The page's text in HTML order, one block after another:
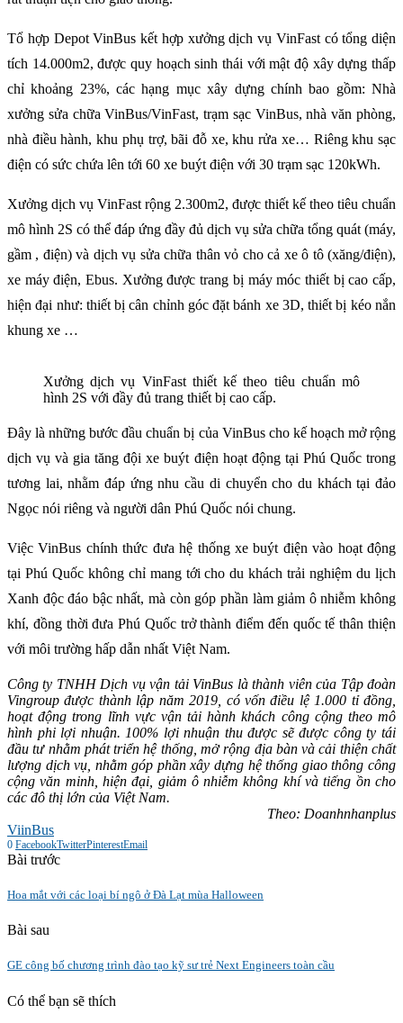
Tổ hợp Depot VinBus kết hợp xưởng dịch vụ VinFast có tổng diện
tích 14.000m2, được quy hoạch sinh thái với mật độ xây dựng thấp
chỉ khoảng 23%, các hạng mục xây dựng chính bao gồm: Nhà
xưởng sửa chữa VinBus/VinFast, trạm sạc VinBus, nhà văn phòng,
nhà điều hành, khu phụ trợ, bãi đỗ xe, khu rửa xe… Riêng khu sạc
điện có sức chứa lên tới 60 xe buýt điện với 30 trạm sạc 120kWh.
Xưởng dịch vụ VinFast rộng 2.300m2, được thiết kế theo tiêu chuẩn
mô hình 2S có thể đáp ứng đầy đủ dịch vụ sửa chữa tổng quát (máy,
gầm , điện) và dịch vụ sửa chữa thân vỏ cho cả xe ô tô (xăng/điện),
xe máy điện, Ebus. Xưởng được trang bị máy móc thiết bị cao cấp,
hiện đại như: thiết bị cân chỉnh góc đặt bánh xe 3D, thiết bị kéo nắn
khung xe …
Xưởng dịch vụ VinFast thiết kế theo tiêu chuẩn mô
hình 2S với đầy đủ trang thiết bị cao cấp.
Đây là những bước đầu chuẩn bị của VinBus cho kế hoạch mở rộng
dịch vụ và gia tăng đội xe buýt điện hoạt động tại Phú Quốc trong
tương lai, nhằm đáp ứng nhu cầu di chuyển cho du khách tại đảo
Ngọc nói riêng và người dân Phú Quốc nói chung.
Việc VinBus chính thức đưa hệ thống xe buýt điện vào hoạt động
tại Phú Quốc không chỉ mang tới cho du khách trải nghiệm du lịch
Xanh độc đáo bậc nhất, mà còn góp phần làm giảm ô nhiễm không
khí, đồng thời đưa Phú Quốc trở thành điểm đến quốc tế thân thiện
với môi trường hấp dẫn nhất Việt Nam.
Công ty TNHH Dịch vụ vận tải VinBus là thành viên của Tập đoàn
Vingroup được thành lập năm 2019, có vốn điều lệ 1.000 tỉ đồng,
hoạt động trong lĩnh vực vận tải hành khách công cộng theo mô
hình phi lợi nhuận. 100% lợi nhuận thu được sẽ được công ty tái
đầu tư nhằm phát triển hệ thống, mở rộng địa bàn và cải thiện chất
lượng dịch vụ, nhằm góp phần xây dựng hệ thống giao thông công
cộng văn minh, hiện đại, giảm ô nhiễm không khí và tiếng ồn cho
các đô thị lớn của Việt Nam.
Theo: Doanhnhanplus
ViinBus
0 FacebookTwitterPinterestEmail
Bài trước
Hoa mắt với các loại bí ngô ở Đà Lạt mùa Halloween
Bài sau
GE công bố chương trình đào tạo kỹ sư trẻ Next Engineers toàn cầu
Có thể bạn sẽ thích